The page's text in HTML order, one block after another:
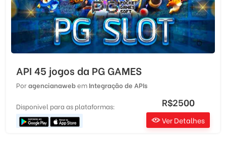
API 45 jogos da PG GAMES
Poragencianawebem Integração de APIs
Disponivel para as plataformas: R$2500
Ver Detalhes